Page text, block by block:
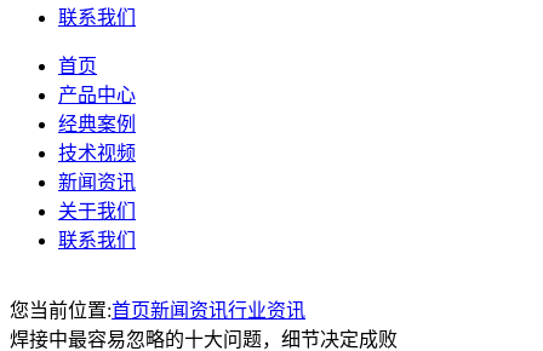
联系我们
首页
产品中心
经典案例
技术视频
新闻资讯
关于我们
联系我们
您当前位置:首页新闻资讯行业资讯
焊接中最容易忽略的十大问题，细节决定成败